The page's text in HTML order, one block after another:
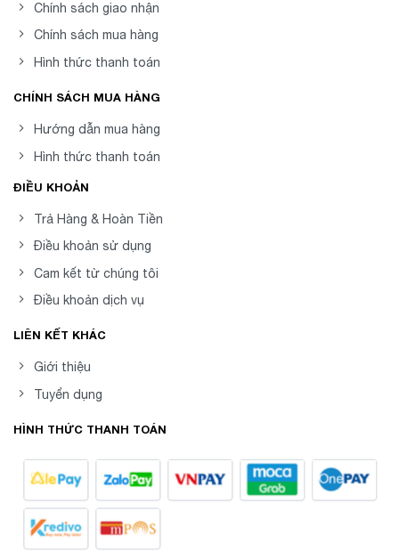
Chính sách giao nhận
Chính sách mua hàng
Hình thức thanh toán
CHÍNH SÁCH MUA HÀNG
Hướng dẫn mua hàng
Hình thức thanh toán
ĐIỀU KHOẢN
Trả Hàng & Hoàn Tiền
Điều khoản sử dụng
Cam kết từ chúng tôi
Điều khoản dịch vụ
LIÊN KẾT KHÁC
Giới thiệu
Tuyển dụng
HÌNH THỨC THANH TOÁN